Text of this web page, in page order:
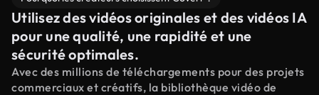
Utilisez des vidéos originales et des vidéos IA
pour une qualité, une rapidité et une
sécurité optimales.
Avec des millions de téléchargements pour des projets
commerciaux et créatifs, la bibliothèque vidéo de